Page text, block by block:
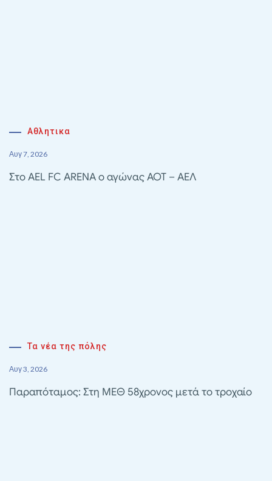
Αθλητικα
Αυγ 7, 2026
Στο AEL FC ARENA ο αγώνας ΑΟΤ – ΑΕΛ
Τα νέα της πόλης
Αυγ 3, 2026
Παραπόταμος: Στη ΜΕΘ 58χρονος μετά το τροχαίο